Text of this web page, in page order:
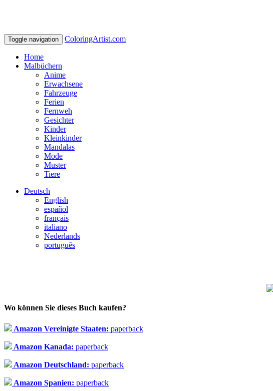
Toggle navigation ColoringArtist.com
Home
Malbüchern
Anime
Erwachsene
Fahrzeuge
Ferien
Fernweh
Gesichter
Kinder
Kleinkinder
Mandalas
Mode
Muster
Tiere
Deutsch
English
español
français
italiano
Nederlands
português
Wo können Sie dieses Buch kaufen?
Amazon Vereinigte Staaten: paperback
Amazon Kanada: paperback
Amazon Deutschland: paperback
Amazon Spanien: paperback